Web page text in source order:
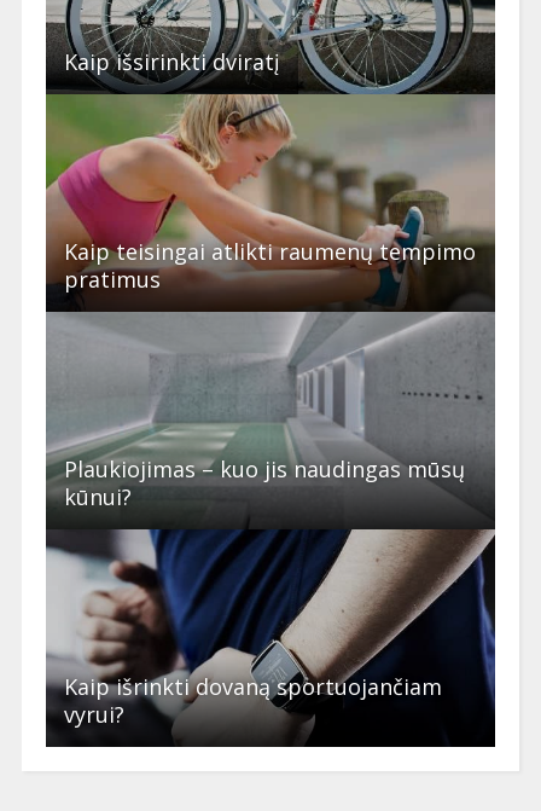
Kaip išsirinkti dviratį
Kaip teisingai atlikti raumenų tempimo
pratimus
Plaukiojimas – kuo jis naudingas mūsų
kūnui?
Kaip išrinkti dovaną sportuojančiam
vyrui?